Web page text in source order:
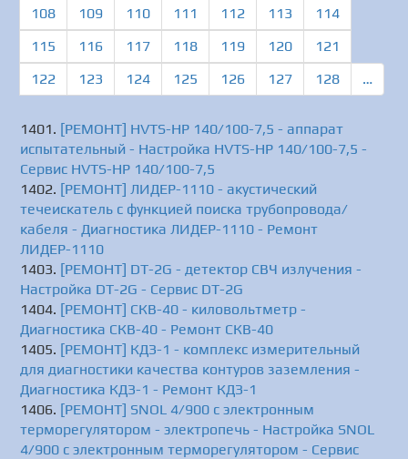
108
109 110 111 112 113
114
115
116 117 118 119 120
121
122
123 124 125 126 127 128 …
[РЕМОНТ] HVTS-HP 140/100-7,5 - аппарат
испытательный - Настройка HVTS-HP 140/100-7,5 -
Сервис HVTS-HP 140/100-7,5
[РЕМОНТ] ЛИДЕР-1110 - акустический
течеискатель с функцией поиска трубопровода/
кабеля - Диагностика ЛИДЕР-1110 - Ремонт
ЛИДЕР-1110
[РЕМОНТ] DT-2G - детектор СВЧ излучения -
Настройка DT-2G - Сервис DT-2G
[РЕМОНТ] СКВ-40 - киловольтметр -
Диагностика СКВ-40 - Ремонт СКВ-40
[РЕМОНТ] КДЗ-1 - комплекс измерительный
для диагностики качества контуров заземления -
Диагностика КДЗ-1 - Ремонт КДЗ-1
[РЕМОНТ] SNOL 4/900 с электронным
терморегулятором - электропечь - Настройка SNOL
4/900 с электронным терморегулятором - Сервис